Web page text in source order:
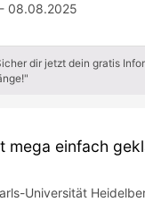
08.08.2025
dir jetzt dein gratis
mega einfach
Universität